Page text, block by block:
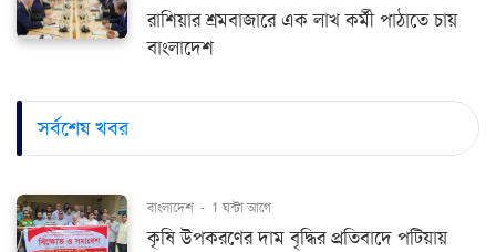
রাশিয়ার শ্রমবাজারে এক লাখ কর্মী পাঠাতে চায়
বাংলাদেশ
সর্বশেষ খবর
বাংলাদেশ - 1 ঘন্টা আগে
কৃষি উপকরণের দাম বৃদ্ধির প্রতিবাদে পটিয়ায়